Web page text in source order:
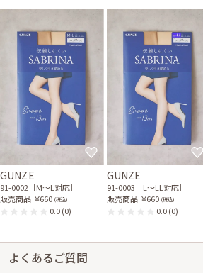
21-0236
シルバーのストーンボタン
バッグ
51-0127
GUNZE
91-0002［M〜L対応］
販売商品 ￥660 (税込)
0.0(0)
GUNZE
91-0003［L〜LL対応］
販売商品 ￥660 (税込)
0.0(0)
よくあるご質問